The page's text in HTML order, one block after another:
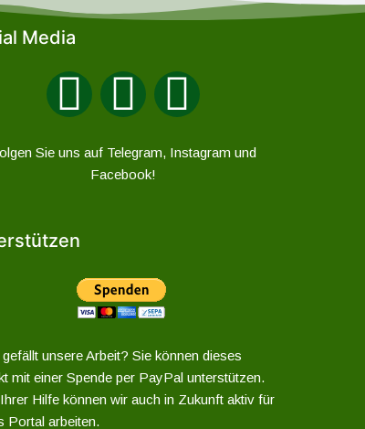
Media
Sie uns auf Telegram, Instagram und
Facebook!
gefällt unsere Arbeit? Sie können dieses
mit einer Spende per PayPal unterstützen.
Hilfe können wir auch in Zukunft aktiv für
Portal arbeiten.